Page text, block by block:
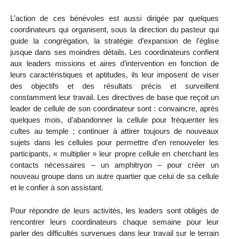
L’action de ces bénévoles est aussi dirigée par quelques
coordinateurs qui organisent, sous la direction du pasteur qui
guide la congrégation, la stratégie d’expansion de l’église
jusque dans ses moindres détails. Les coordinateurs confient
aux leaders missions et aires d’intervention en fonction de
leurs caractéristiques et aptitudes, ils leur imposent de viser
des objectifs et des résultats précis et surveillent
constamment leur travail. Les directives de base que reçoit un
leader de cellule de son coordinateur sont : convaincre, après
quelques mois, d’abandonner la cellule pour fréquenter les
cultes au temple ; continuer à attirer toujours de nouveaux
sujets dans les cellules pour permettre d’en renouveler les
participants, « multiplier » leur propre cellule en cherchant les
contacts nécessaires – un amphitryon – pour créer un
nouveau groupe dans un autre quartier que celui de sa cellule
et le confier à son assistant.
Pour répondre de leurs activités, les leaders sont obligés de
rencontrer leurs coordinateurs chaque semaine pour leur
parler des difficultés survenues dans leur travail sur le terrain